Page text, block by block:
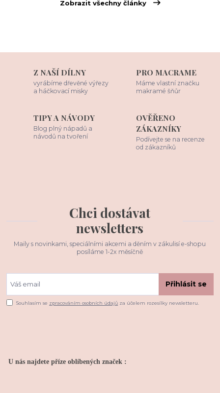
Zobrazit všechny články
Z NAŠÍ DÍLNY
vyrábíme dřevěné výřezy
a háčkovací misky
PRO MACRAME
Máme vlastní značku
makramé šňůr
TIPY A NÁVODY
Blog plný nápadů a
návodů na tvoření
OVĚŘENO
ZÁKAZNÍKY
Podívejte se na recenze
od zákazníků
Chci dostávat
newsletters
Maily s novinkami, speciálními akcemi a děním v zákulisí e-shopu
posíláme 1-2x měsíčně
Přihlásit se
Souhlasím se zpracováním osobních údajů za účelem rozesílky newsletteru.
U nás najdete příze oblíbených značek :